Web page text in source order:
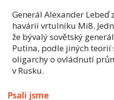
Generál Alexander Lebeď
havárii vrtulníku Mi8.
že bývalý sovětský
Putina, podle jiných teorií
oligarchy o ovládnutí
v Rusku.
Psali jsme